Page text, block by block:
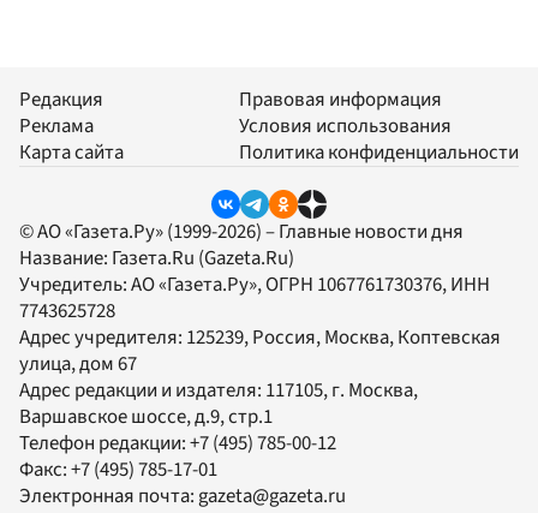
Редакция
Реклама
Карта сайта
Правовая информация
Условия использования
Политика конфиденциальности
© АО «Газета.Ру» (1999-2026) – Главные новости дня
Название: Газета.Ru (Gazeta.Ru)
Учредитель:АО «Газета.Ру», ОГРН 1067761730376, ИНН
7743625728
Адрес учредителя: 125239, Россия, Москва, Коптевская
улица, дом 67
Адрес редакции и издателя: 117105, г. Москва,
Варшавское шоссе, д.9, стр.1
Телефон редакции:+7 (495) 785-00-12
Факс:+7 (495) 785-17-01
Электронная почта:gazeta@gazeta.ru